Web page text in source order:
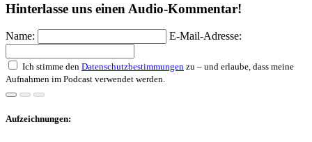
Hinterlasse uns einen Audio-Kommentar!
Name: E-Mail-Adresse:
Ich stimme den Datenschutzbestimmungen zu – und erlaube, dass meine
Aufnahmen im Podcast verwendet werden.
Aufzeichnungen: